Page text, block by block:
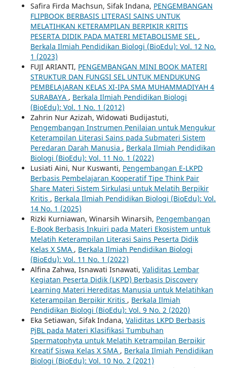
Safira Firda Machsun, Sifak Indana, PENGEMBANGAN
FLIPBOOK BERBASIS LITERASI SAINS UNTUK
MELATIHKAN KETERAMPILAN BERPIKIR KRITIS
PESERTA DIDIK PADA MATERI METABOLISME SEL ,
Berkala Ilmiah Pendidikan Biologi (BioEdu): Vol. 12 No.
1 (2023)
FUJI ARIANTI, PENGEMBANGAN MINI BOOK MATERI
STRUKTUR DAN FUNGSI SEL UNTUK MENDUKUNG
PEMBELAJARAN KELAS XI-IPA SMA MUHAMMADIYAH 4
SURABAYA , Berkala Ilmiah Pendidikan Biologi
(BioEdu): Vol. 1 No. 1 (2012)
Zahrin Nur Azizah, Widowati Budijastuti,
Pengembangan Instrumen Penilaian untuk Mengukur
Keterampilan Literasi Sains pada Submateri Sistem
Peredaran Darah Manusia , Berkala Ilmiah Pendidikan
Biologi (BioEdu): Vol. 11 No. 1 (2022)
Lusiati Aini, Nur Kuswanti, Pengembangan E-LKPD
Berbasis Pembelajaran Kooperatif Tipe Think Pair
Share Materi Sistem Sirkulasi untuk Melatih Berpikir
Kritis , Berkala Ilmiah Pendidikan Biologi (BioEdu): Vol.
14 No. 1 (2025)
Rizki Kurniawan, Winarsih Winarsih, Pengembangan
E-Book Berbasis Inkuiri pada Materi Ekosistem untuk
Melatih Keterampilan Literasi Sains Peserta Didik
Kelas X SMA , Berkala Ilmiah Pendidikan Biologi
(BioEdu): Vol. 11 No. 1 (2022)
Alfina Zahwa, Isnawati Isnawati, Validitas Lembar
Kegiatan Peserta Didik (LKPD) Berbasis Discovery
Learning Materi Hereditas Manusia untuk Melatihkan
Keterampilan Berpikir Kritis , Berkala Ilmiah
Pendidikan Biologi (BioEdu): Vol. 9 No. 2 (2020)
Eka Setiawan, Sifak Indana, Validitas LKPD Berbasis
PjBL pada Materi Klasifikasi Tumbuhan
Spermatophyta untuk Melatih Ketrampilan Berpikir
Kreatif Siswa Kelas X SMA , Berkala Ilmiah Pendidikan
Biologi (BioEdu): Vol. 10 No. 2 (2021)